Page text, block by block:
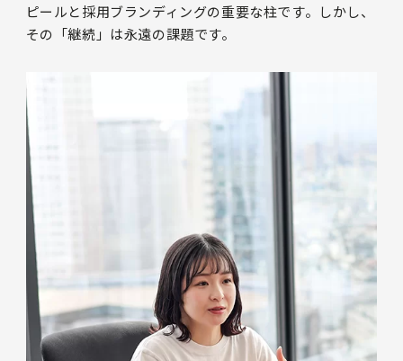
ピールと採用ブランディングの重要な柱です。しかし、
その「継続」は永遠の課題です。